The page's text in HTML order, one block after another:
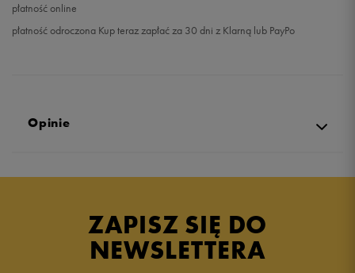
płatność online
płatność odroczona Kup teraz zapłać za 30 dni z Klarną lub PayPo
Opinie
ZAPISZ SIĘ DO
NEWSLETTERA